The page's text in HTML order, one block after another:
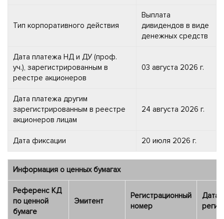
Тип корпоративного действия
Выплата
дивидендов в виде
денежных средств
Дата платежа НД и ДУ (проф.
уч.), зарегистрированным в
реестре акционеров
03 августа 2026 г.
Дата платежа другим
зарегистрированным в реестре
акционеров лицам
24 августа 2026 г.
Дата фиксации 20 июля 2026 г.
Информация о ценных бумагах
Референс КД
по ценной
бумаге
Эмитент
Регистрационный
номер
Дата